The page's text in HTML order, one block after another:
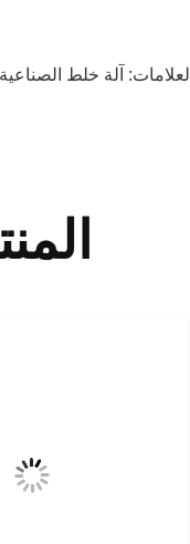
العلامات: آلة خلط الصناعية